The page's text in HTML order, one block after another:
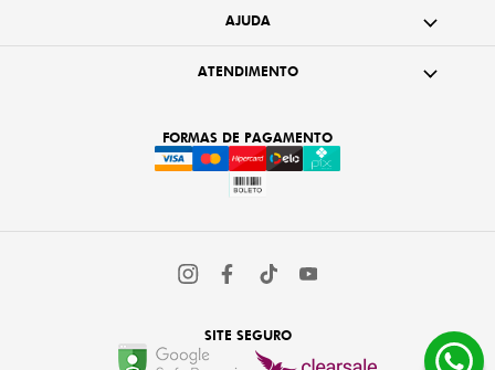
AJUDA
ATENDIMENTO
FORMAS DE PAGAMENTO
SITE SEGURO